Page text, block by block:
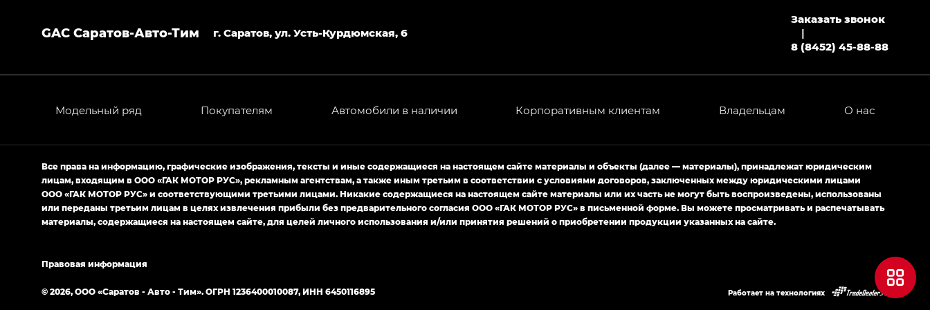
GS8 — Джи Эс 8 (GS8) в комплектациях Джи Эс 8 ТРЭВЕЛЛЕР — GS8 TRAVELLER, Джи Икс ПРЕМИУМ — GX PREMIUM, Джи Эти — GT, Джи Эль —
Empow — Эмпау (Empow) в комплектации Джи Эс — GS, Джи Эль с элементы экстерьера в спортивном стиле — GL
GAC Саратов-Авто-Тим г. Саратов, ул. Усть-Курдюмская, 6
Заказать звонок
|
8 (8452) 45-88-88
Модельный ряд Покупателям Автомобили в наличии Корпоративным клиентам Владельцам О нас
Все права на информацию, графические изображения, тексты и иные содержащиеся на настоящем сайте материалы и объекты (далее — материалы), принадлежат юридическим
лицам, входящим в ООО «ГАК МОТОР РУС», рекламным агентствам, а также иным третьим в соответствии с условиями договоров, заключенных между юридическими лицами
ООО «ГАК МОТОР РУС» и соответствующими третьими лицами. Никакие содержащиеся на настоящем сайте материалы или их часть не могут быть воспроизведены, использованы
или переданы третьим лицам в целях извлечения прибыли без предварительного согласия ООО «ГАК МОТОР РУС» в письменной форме. Вы можете просматривать и распечатывать
материалы, содержащиеся на настоящем сайте, для целей личного использования и/или принятия решений о приобретении продукции указанных на сайте.
© 2026, ООО «Саратов - Авто - Тим». ОГРН 1236400010087, ИНН 6450116895
Правовая информация
Работает на технологиях